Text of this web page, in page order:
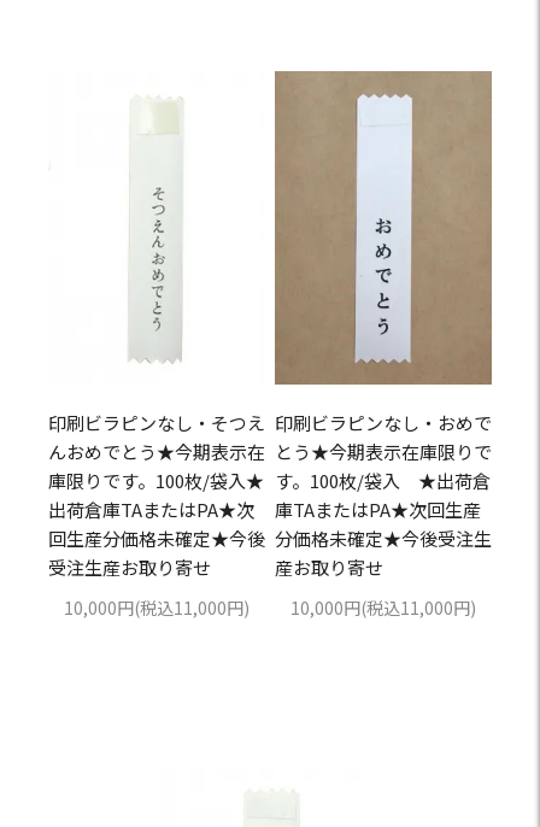
印刷ビラピンなし・そつえ
んおめでとう★今期表示在
庫限りです。100枚/袋入★
出荷倉庫TAまたはPA★次
回生産分価格未確定★今後
受注生産お取り寄せ
10,000円(税込11,000円)
印刷ビラピンなし・おめで
とう★今期表示在庫限りで
す。100枚/袋入 ★出荷倉
庫TAまたはPA★次回生産
分価格未確定★今後受注生
産お取り寄せ
10,000円(税込11,000円)